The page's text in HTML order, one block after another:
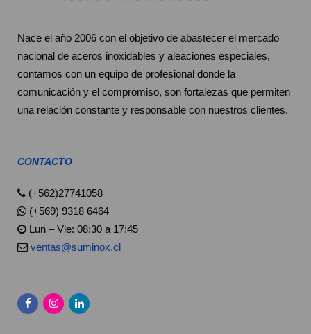
Nace el año 2006 con el objetivo de abastecer el mercado
nacional de aceros inoxidables y aleaciones especiales,
contamos con un equipo de profesional donde la
comunicación y el compromiso, son fortalezas que permiten
una relación constante y responsable con nuestros clientes.
CONTACTO
(+562)27741058
(+569) 9318 6464
Lun – Vie: 08:30 a 17:45
ventas@suminox.cl